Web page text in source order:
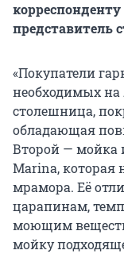
представитель
«Покупатели
необходимых
столешница,
обладающая
Второй — мойка
Marina, которая
мрамора. Её
царапинам,
моющим
мойку